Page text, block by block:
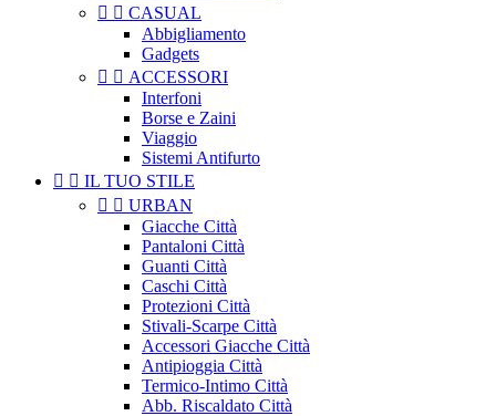
  CASUAL
Abbigliamento
Gadgets
  ACCESSORI
Interfoni
Borse e Zaini
Viaggio
Sistemi Antifurto
  IL TUO STILE
  URBAN
Giacche Città
Pantaloni Città
Guanti Città
Caschi Città
Protezioni Città
Stivali-Scarpe Città
Accessori Giacche Città
Antipioggia Città
Termico-Intimo Città
Abb. Riscaldato Città